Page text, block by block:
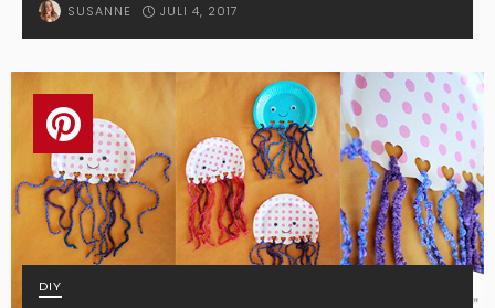
SUSANNE JULI 4, 2017
DIY